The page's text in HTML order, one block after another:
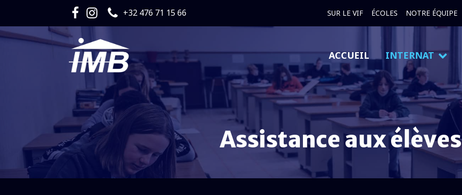
+32 476 71 15 66 SUR LE VIF ÉCOLES NOTRE ÉQUIPE
ACCUEIL INTERNAT
Assistance aux élèves